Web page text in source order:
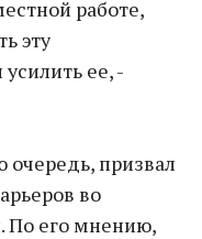
работе,
эту
ее, -
призвал
во
По его мнению,